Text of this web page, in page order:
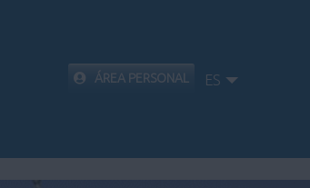
ÁREA PERSONAL ES